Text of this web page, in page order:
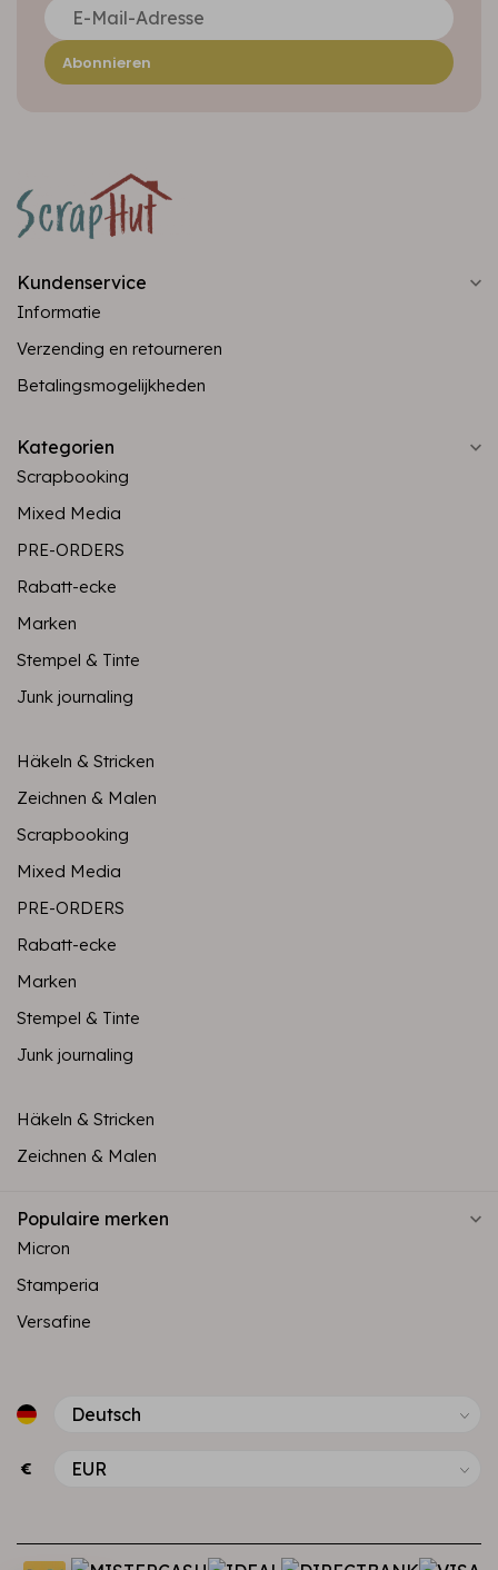
Abonnieren
Kundenservice
Informatie
Verzending en retourneren
Betalingsmogelijkheden
Kategorien
Scrapbooking
Mixed Media
PRE-ORDERS
Rabatt-ecke
Marken
Stempel & Tinte
Junk journaling
Häkeln & Stricken
Zeichnen & Malen
Scrapbooking
Mixed Media
PRE-ORDERS
Rabatt-ecke
Marken
Stempel & Tinte
Junk journaling
Häkeln & Stricken
Zeichnen & Malen
Populaire merken
Micron
Stamperia
Versafine
€